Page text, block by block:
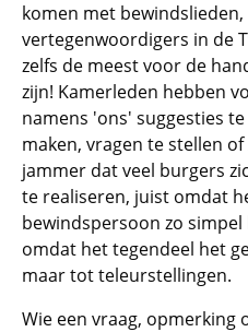
komen met
vertegenwoordigers in de
zelfs de meest voor de
zijn! Kamerleden hebben
namens 'ons' suggesties
maken, vragen te stellen
jammer dat veel burgers
te realiseren, juist omdat
bewindspersoon zo
omdat het tegendeel het
maar tot teleurstellingen.
Wie een vraag, opmerking